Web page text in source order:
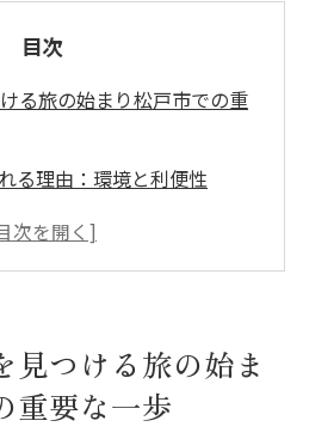
目次
る旅の始まり松戸市での重
る理由：環境と利便性
し：必要なステップ
じる松戸市のお墓
イベントの利用方法
考える初めての方へのガイ
見つける旅の始ま
重要な一歩